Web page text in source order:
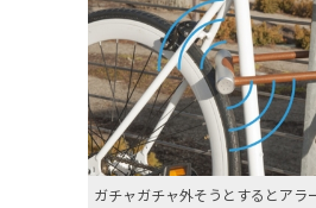
ガチャガチャ外そうとするとアラ